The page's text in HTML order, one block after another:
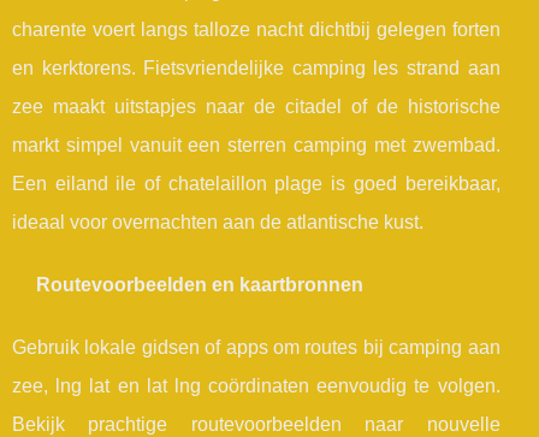
charente voert langs talloze nacht dichtbij gelegen forten
en kerktorens. Fietsvriendelijke camping les strand aan
zee maakt uitstapjes naar de citadel of de historische
markt simpel vanuit een sterren camping met zwembad.
Een eiland ile of chatelaillon plage is goed bereikbaar,
ideaal voor overnachten aan de atlantische kust.
Routevoorbeelden en kaartbronnen
Gebruik lokale gidsen of apps om routes bij camping aan
zee, lng lat en lat lng coördinaten eenvoudig te volgen.
Bekijk prachtige routevoorbeelden naar nouvelle